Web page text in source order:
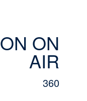
ON
AIR
360